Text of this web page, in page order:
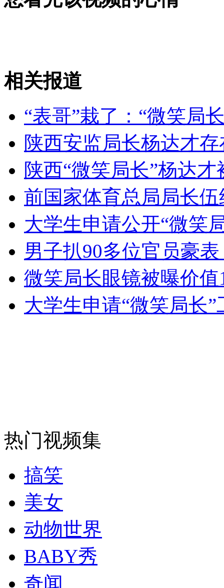
外交部：有关国家言论片面不公正
安徽一实载49人客车翻车
走！跟着总书记去植树
消防员救轻生者 花炮节热闹非凡 减压"枕头大战"
相关报道
“表哥”栽了：“微笑局
陕西安监局长杨达才
陕西“微笑局长”杨达才
前国家体育总局局长
大学生申请公开“微笑
男子扒90多位官员豪
微笑局长眼镜被曝价
大学生申请“微笑局长
热门视频集
搞笑
美女
动物世界
BABY秀
奇闻